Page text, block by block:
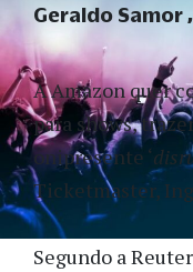
A Amazon quer
para shows,
onipresente ‘
Ticketmaster,
Segundo a
Geraldo Samor